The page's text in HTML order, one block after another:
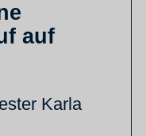
auf
Karla